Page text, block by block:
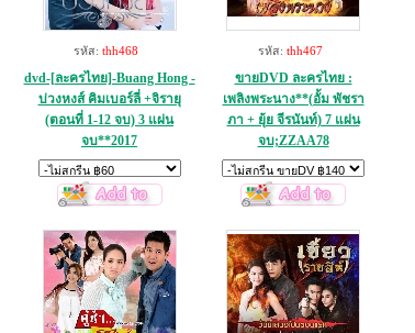
รหัส: thh468
dvd-[ละครไทย]-Buang Hong -
บ่วงหงส์ คิมเบอร์ลี่ +จิรายุ
(ตอนที่ 1-12 จบ) 3 แผ่น
จบ**2017
รหัส: thh467
ขายDVD ละครไทย :
เพลิงพระนาง**(อั้ม พัชรา
ภา + ยุ้ย จีรนันท์) 7 แผ่น
จบ;ZZAA78